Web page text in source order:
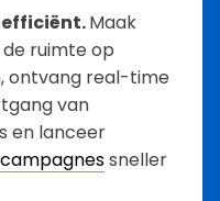
Maak
ruimte op
ontvang real-time
van
en lanceer
sneller